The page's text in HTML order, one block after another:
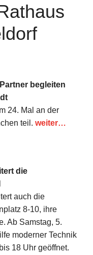
begleiten
24. Mal an der
teil. weiter…
die
auch die
8-10, ihre
Ab Samstag, 5.
moderner Technik
18 Uhr geöffnet.